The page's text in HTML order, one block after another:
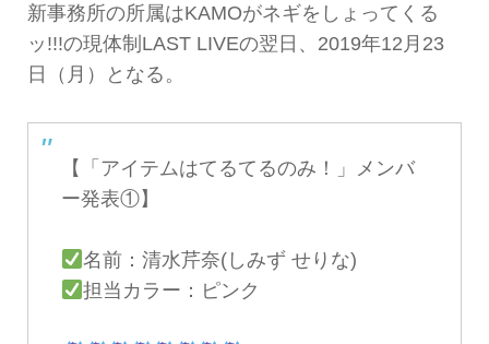
新事務所の所属はKAMOがネギをしょってくる
ッ!!!の現体制LAST LIVEの翌日、2019年12月23
日（月）となる。
【「アイテムはてるてるのみ！」メンバ
ー発表①】
名前：清水芹奈(しみず せりな)
担当カラー：ピンク